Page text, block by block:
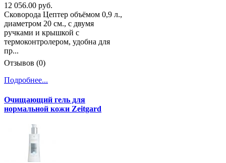
12 056.00 руб.
Сковорода Цептер объёмом 0,9 л.,
диаметром 20 см., с двумя
ручками и крышкой с
термоконтролером, удобна для
пр...
Отзывов (0)
Подробнее...
Очищающий гель для
нормальной кожи Zeitgard